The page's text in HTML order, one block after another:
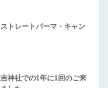
トレートパーマ・キャン
神社での1年に1回のご来